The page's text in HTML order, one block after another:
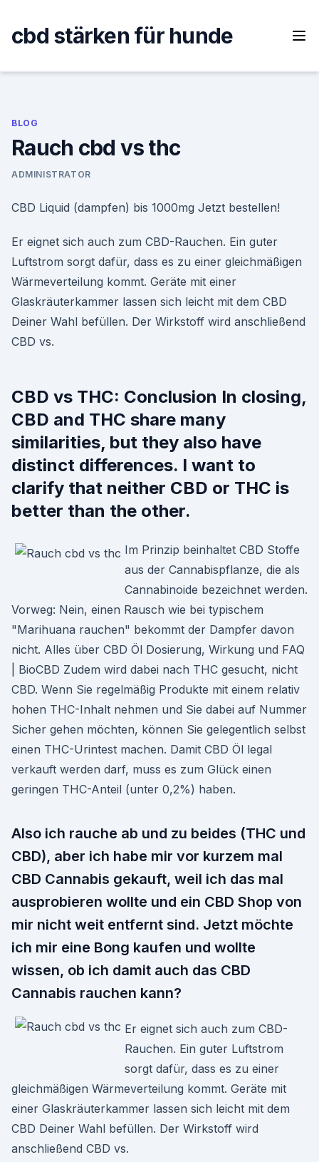
content
cbd stärken für hunde
BLOG
Rauch cbd vs thc
ADMINISTRATOR
CBD Liquid (dampfen) bis 1000mg Jetzt bestellen!
Er eignet sich auch zum CBD-Rauchen. Ein guter
Luftstrom sorgt dafür, dass es zu einer gleichmäßigen
Wärmeverteilung kommt. Geräte mit einer
Glaskräuterkammer lassen sich leicht mit dem CBD
Deiner Wahl befüllen. Der Wirkstoff wird anschließend
CBD vs.
CBD vs THC: Conclusion In closing,
CBD and THC share many
similarities, but they also have
distinct differences. I want to
clarify that neither CBD or THC is
better than the other.
Im Prinzip beinhaltet CBD Stoffe
aus der Cannabispflanze, die als
Cannabinoide bezeichnet werden.
Vorweg: Nein, einen Rausch wie bei typischem
"Marihuana rauchen" bekommt der Dampfer davon
nicht. Alles über CBD Öl Dosierung, Wirkung und FAQ
| BioCBD Zudem wird dabei nach THC gesucht, nicht
CBD. Wenn Sie regelmäßig Produkte mit einem relativ
hohen THC-Inhalt nehmen und Sie dabei auf Nummer
Sicher gehen möchten, können Sie gelegentlich selbst
einen THC-Urintest machen. Damit CBD Öl legal
verkauft werden darf, muss es zum Glück einen
geringen THC-Anteil (unter 0,2%) haben.
Also ich rauche ab und zu beides (THC und
CBD), aber ich habe mir vor kurzem mal
CBD Cannabis gekauft, weil ich das mal
ausprobieren wollte und ein CBD Shop von
mir nicht weit entfernt sind. Jetzt möchte
ich mir eine Bong kaufen und wollte
wissen, ob ich damit auch das CBD
Cannabis rauchen kann?
Er eignet sich auch zum CBD-
Rauchen. Ein guter Luftstrom
sorgt dafür, dass es zu einer
gleichmäßigen Wärmeverteilung kommt. Geräte mit
einer Glaskräuterkammer lassen sich leicht mit dem
CBD Deiner Wahl befüllen. Der Wirkstoff wird
anschließend CBD vs.